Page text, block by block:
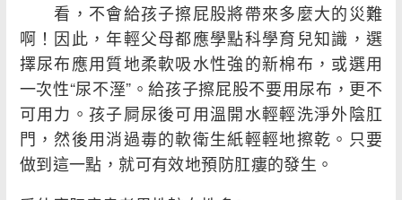
看，不會給孩子擦屁股將帶來多麼大的災難
啊！因此，年輕父母都應學點科學育兒知識，選
擇尿布應用質地柔軟吸水性強的新棉布，或選用
一次性“尿不溼”。給孩子擦屁股不要用尿布，更不
可用力。孩子屙尿後可用溫開水輕輕洗淨外陰肛
門，然後用消過毒的軟衛生紙輕輕地擦乾。只要
做到這一點，就可有效地預防肛瘻的發生。